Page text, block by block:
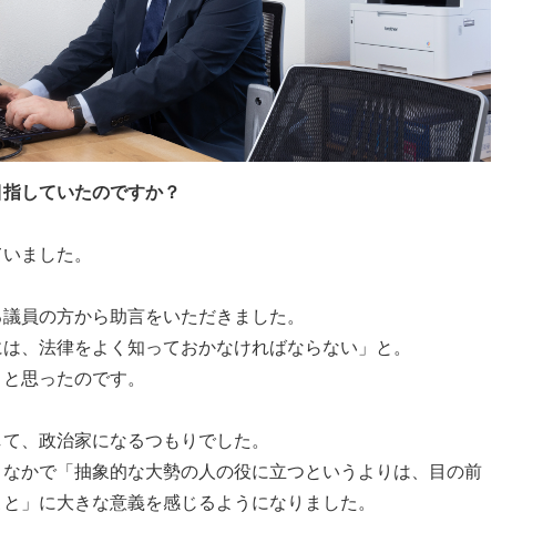
していたのですか？
ました。
員の方から助言をいただきました。
、法律をよく知っておかなければならない」と。
思ったのです。
、政治家になるつもりでした。
かで「抽象的な大勢の人の役に立つというよりは、目の前
」に大きな意義を感じるようになりました。